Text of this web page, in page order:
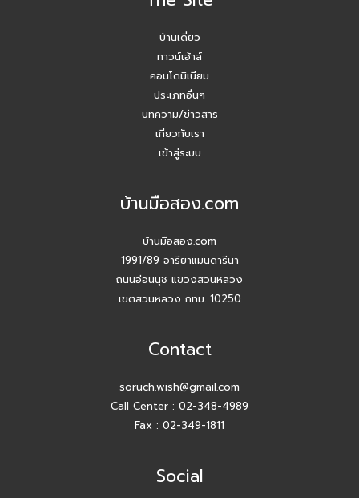
Agent บ้านมือสอง รับมัดจำอีกแล้ว!! คุณเอญดา (คุณหนิง)
บ้านมือสอง.com ประชุมหารือเชิงกลยุทธ์กับเจ้าหน้าที่ธนาคาร
ปี 2026 #Agentบ้านมือสอง.com มี Listing ฝากขายเยอะ
สัมมนาวันนี้ เพื่อยอดขายที่เติบโตในวันหน้า
สัมมนา AGENT บ้านมือสอง.com วันพุธ 24 ธ.ค. 68
กิจกรรมปีใหม่ บ้านมือสอง.com
สัมมนา เตรียมพร้อมก่อนเริ่มสร้างบ้าน! ไขทุกข้อสงสัยเรื่อง ใบ
บ้านเดี่ยว
ทาวน์เฮ้าส์
คอนโดมิเนียม
ประเภทอื่นๆ
บทความ/ข่าวสาร
เกี่ยวกับเรา
เข้าสู่ระบบ
บ้านมือสอง.com
บ้านมือสอง.com
1991/89 อารียาแมนดารีนา
ถนนอ่อนนุช แขวงสวนหลวง
เขตสวนหลวง กทม. 10250
Contact
soruch.wish@gmail.com
Call Center : 02-348-4989
Fax : 02-349-1811
Social